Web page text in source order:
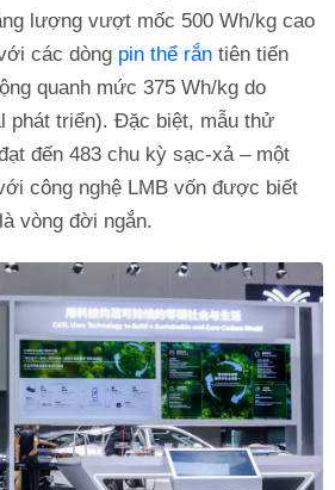
lượng vượt mốc 500 Wh/kg cao
các dòng pin thể rắn tiên tiến
quanh mức 375 Wh/kg do
phát triển). Đặc biệt, mẫu thử
đến 483 chu kỳ sạc-xả – một
công nghệ LMB vốn được biết
vòng đời ngắn.